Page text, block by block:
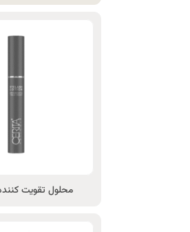
محلول تقویت